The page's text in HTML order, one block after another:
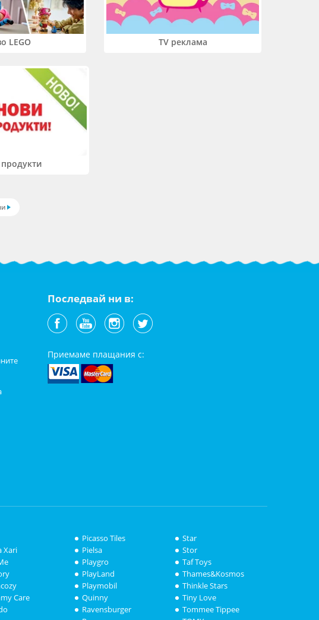
LEGO TV реклама
Последвай ни в:
Приемаме плащания с:
Xari
Care
Picasso Tiles
Pielsa
Playgro
PlayLand
Playmobil
Quinny
Ravensburger
Star
Stor
Taf Toys
Thames&Kosmos
Thinkle Stars
Tiny Love
Tommee Tippee